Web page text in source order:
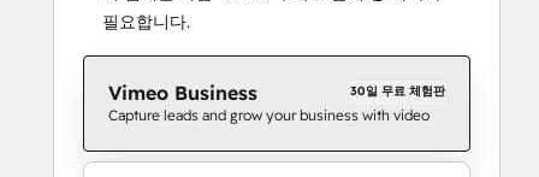
필요합니다.
Vimeo Business 30일 무료 체험판
Capture leads and grow your business with video